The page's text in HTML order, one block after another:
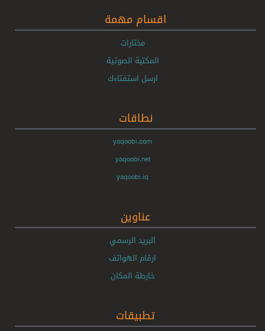
اقسام مهمة
مختارات
المكتبة الصوتية
ارسل استفتاءك
نطاقات
yaqoobi.com
yaqoobi.net
yaqoobi.iq
عناوين
البريد الرسمي
ارقام الهواتف
خارطة المكان
تطبيقات